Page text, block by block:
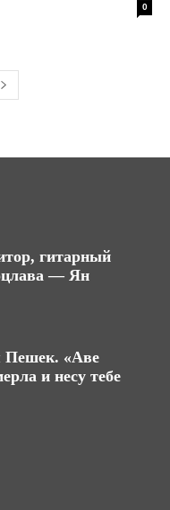
0
гитарный
— Ян
«Аве
и несу тебе